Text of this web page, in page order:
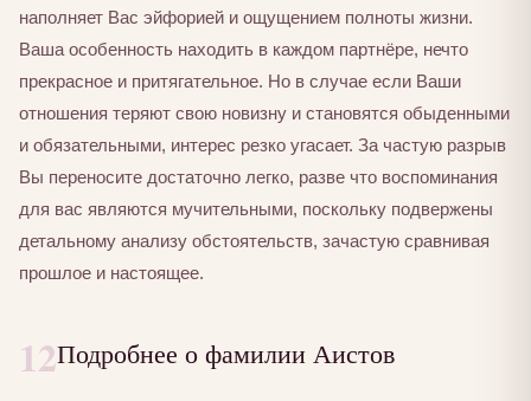
наполняет Вас эйфорией и ощущением полноты жизни.
Ваша особенность находить в каждом партнёре, нечто
прекрасное и притягательное. Но в случае если Ваши
отношения теряют свою новизну и становятся обыденными
и обязательными, интерес резко угасает. За частую разрыв
Вы переносите достаточно легко, разве что воспоминания
для вас являются мучительными, поскольку подвержены
детальному анализу обстоятельств, зачастую сравнивая
прошлое и настоящее.
12Подробнее о фамилии Аистов